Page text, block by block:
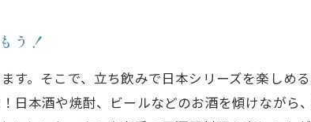
う！
す。そこで、立ち飲みで日本シリーズを楽しめ
日本酒や焼酎、ビールなどのお酒を傾けなが